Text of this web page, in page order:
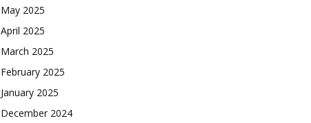
May 2025
April 2025
March 2025
February 2025
January 2025
December 2024